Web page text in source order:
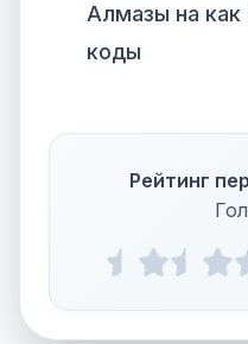
Алмазы на как
коды
Рейтинг